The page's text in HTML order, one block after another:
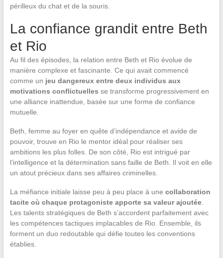
périlleux du chat et de la souris.
La confiance grandit entre Beth
et Rio
Au fil des épisodes, la relation entre Beth et Rio évolue de
manière complexe et fascinante. Ce qui avait commencé
comme un jeu dangereux entre deux individus aux
motivations conflictuelles se transforme progressivement en
une alliance inattendue, basée sur une forme de confiance
mutuelle.
Beth, femme au foyer en quête d’indépendance et avide de
pouvoir, trouve en Rio le mentor idéal pour réaliser ses
ambitions les plus folles. De son côté, Rio est intrigué par
l’intelligence et la détermination sans faille de Beth. Il voit en elle
un atout précieux dans ses affaires criminelles.
La méfiance initiale laisse peu à peu place à une collaboration
tacite où chaque protagoniste apporte sa valeur ajoutée.
Les talents stratégiques de Beth s’accordent parfaitement avec
les compétences tactiques implacables de Rio. Ensemble, ils
forment un duo redoutable qui défie toutes les conventions
établies.